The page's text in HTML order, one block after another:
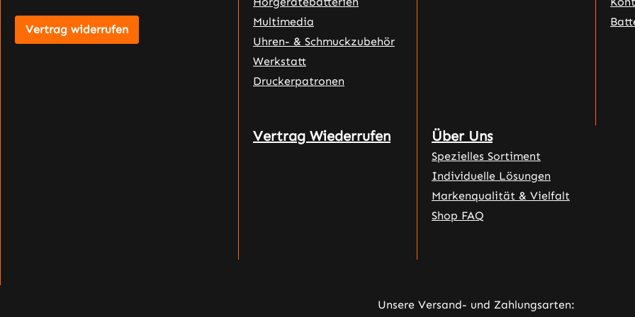
Vertrag widerrufen
Multimedia
Uhren- & Schmuckzubehör
Werkstatt
Druckerpatronen
Vertrag Wiederrufen Über Uns
Spezielles Sortiment
Individuelle Lösungen
Markenqualität & Vielfalt
Shop FAQ
Unsere Versand- und Zahlungsarten: